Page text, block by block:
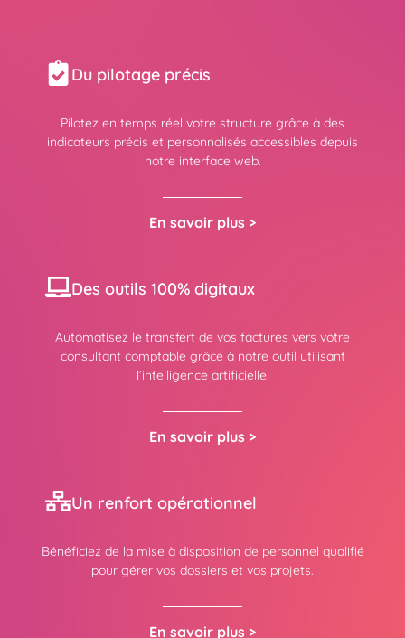
Du pilotage précis
Pilotez en temps réel votre structure grâce à des
indicateurs précis et personnalisés accessibles depuis
notre interface web.
En savoir plus >
Des outils 100% digitaux
Automatisez le transfert de vos factures vers votre
consultant comptable grâce à notre outil utilisant
l’intelligence artificielle.
En savoir plus >
Un renfort opérationnel
Bénéficiez de la mise à disposition de personnel qualifié
pour gérer vos dossiers et vos projets.
En savoir plus >